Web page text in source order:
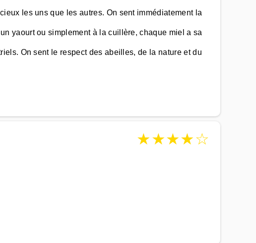
les uns que les autres. On sent immédiatement la
yaourt ou simplement à la cuillère, chaque miel a sa
On sent le respect des abeilles, de la nature et du
★★★★☆